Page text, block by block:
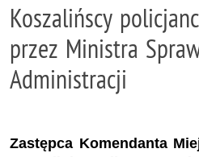
Koszalińscy
przez Ministra
Administracji
Zastępca Komendanta